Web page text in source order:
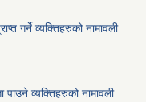
गर्ने व्यक्तिहरुको नामावली
पाउने व्यक्तिहरुको नामावली